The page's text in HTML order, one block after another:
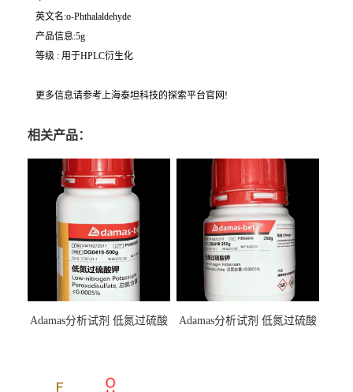
英文名:o-Phthalaldehyde
产品信息:5g
等级 : 用于HPLC衍生化
更多信息请参考上海泰坦科技的探索平台官网!
相关产品：
Adamas分析试剂 低氮过硫酸
（泰坦现货供应）
Adamas分析试剂 低氮过硫酸